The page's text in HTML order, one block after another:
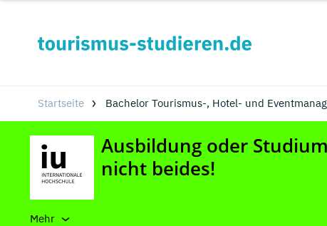
Startseite Bachelor Tourismus-, Hotel- und
Mehr